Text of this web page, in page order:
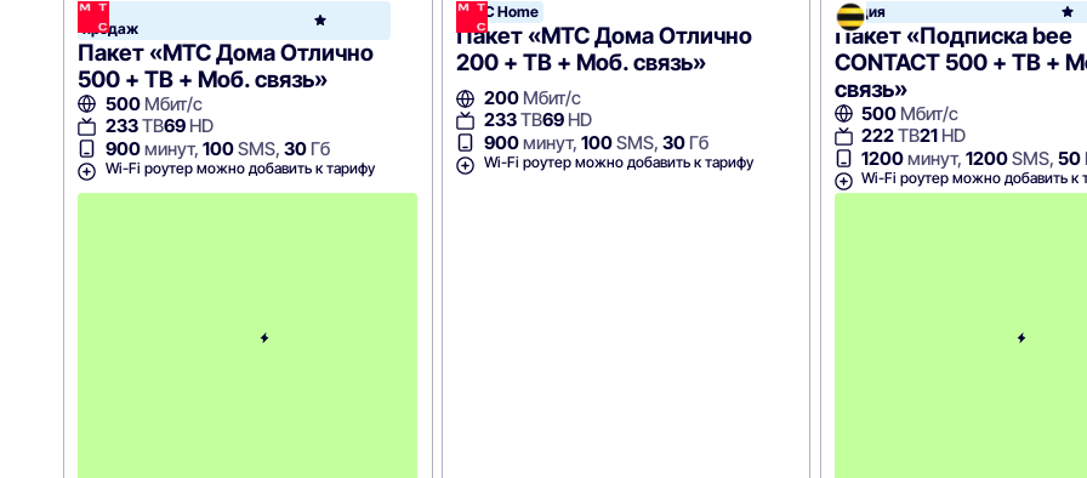
Хит
продаж
МТС
Home
Пакет «МТС Дома Отлично
500 + ТВ + Моб. связь»
500Мбит/с
233ТВ69HD
900минут, 100SMS, 30Гб
Wi-Fi роутер можно добавить к тарифу
МТС Home
Пакет «МТС Дома Отлично
200 + ТВ + Моб. связь»
200Мбит/с
233ТВ69HD
900минут, 100SMS, 30Гб
Wi-Fi роутер можно добавить к тарифу
Акция
Пакет «Подписка bee
CONTACT 500 + ТВ +
связь»
500 Мбит/с
222ТВ21 HD
1200минут,1200SMS,50
Wi-Fi роутер можно добавить к